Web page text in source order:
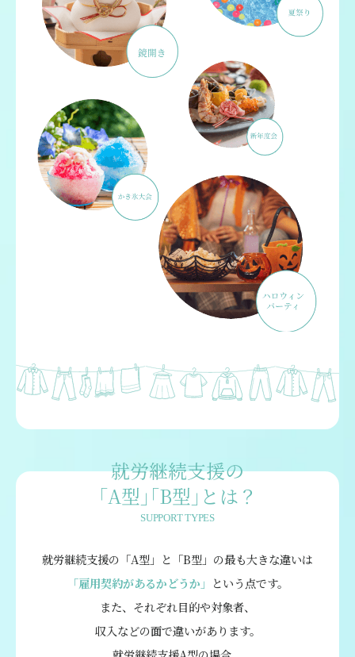
就労継続支援の
｢A型｣｢B型｣とは？
SUPPORT TYPES
就労継続支援の「A型」と「B型」の最も大きな違いは
「雇用契約があるかどうか」 という点です。
また、それぞれ目的や対象者、
収入などの面で違いがあります。